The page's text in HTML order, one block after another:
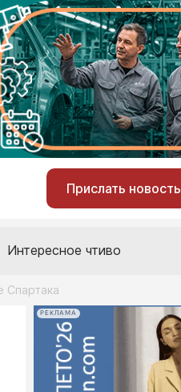
Прислать новость
Интересное чтиво
Спартака
РЕКЛАМА